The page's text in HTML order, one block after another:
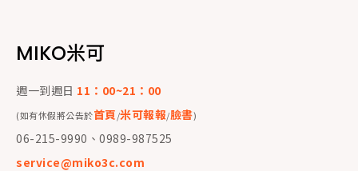
MIKO米可
週一到週日 11：00~21：00
(如有休假將公告於首頁/米可報報/臉書)
06-215-9990、0989-987525
service@miko3c.com